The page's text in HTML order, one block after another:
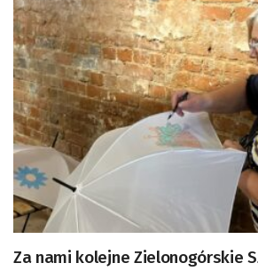
Za nami kolejne Zielonogórskie